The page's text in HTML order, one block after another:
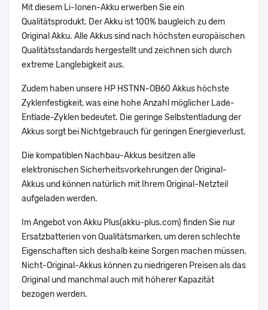
Mit diesem Li-Ionen-Akku erwerben Sie ein
Qualitätsprodukt. Der Akku ist 100% baugleich zu dem
Original Akku. Alle Akkus sind nach höchsten europäischen
Qualitätsstandards hergestellt und zeichnen sich durch
extreme Langlebigkeit aus.
Zudem haben unsere HP HSTNN-OB60 Akkus höchste
Zyklenfestigkeit, was eine hohe Anzahl möglicher Lade-
Entlade-Zyklen bedeutet. Die geringe Selbstentladung der
Akkus sorgt bei Nichtgebrauch für geringen Energieverlust.
Die kompatiblen Nachbau-Akkus besitzen alle
elektronischen Sicherheitsvorkehrungen der Original-
Akkus und können natürlich mit Ihrem Original-Netzteil
aufgeladen werden.
Im Angebot von Akku Plus(akku-plus.com) finden Sie nur
Ersatzbatterien von Qualitätsmarken, um deren schlechte
Eigenschaften sich deshalb keine Sorgen machen müssen.
Nicht-Original-Akkus können zu niedrigeren Preisen als das
Original und manchmal auch mit höherer Kapazität
bezogen werden.